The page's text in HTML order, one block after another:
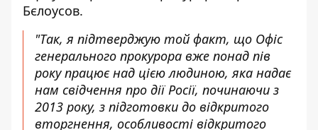
Бєлоусов.
"Так, я підтверджую той факт, що Офіс
генерального прокурора вже понад пів
року працює над цією людиною, яка надає
нам свідчення про дії Росії, починаючи з
2013 року, з підготовки до відкритого
вторгнення, особливості відкритого